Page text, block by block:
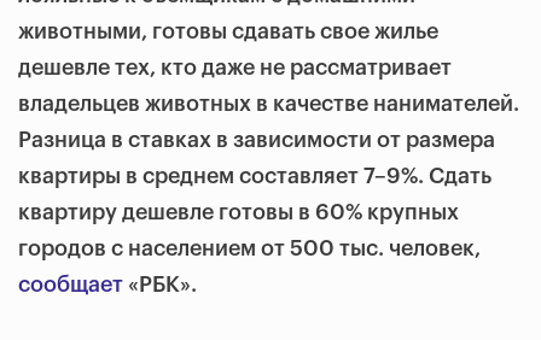
животными, готовы сдавать свое жилье
дешевле тех, кто даже не рассматривает
владельцев животных в качестве нанимателей.
Разница в ставках в зависимости от размера
квартиры в среднем составляет 7–9%. Сдать
квартиру дешевле готовы в 60% крупных
городов с населением от 500 тыс. человек,
сообщает «РБК».